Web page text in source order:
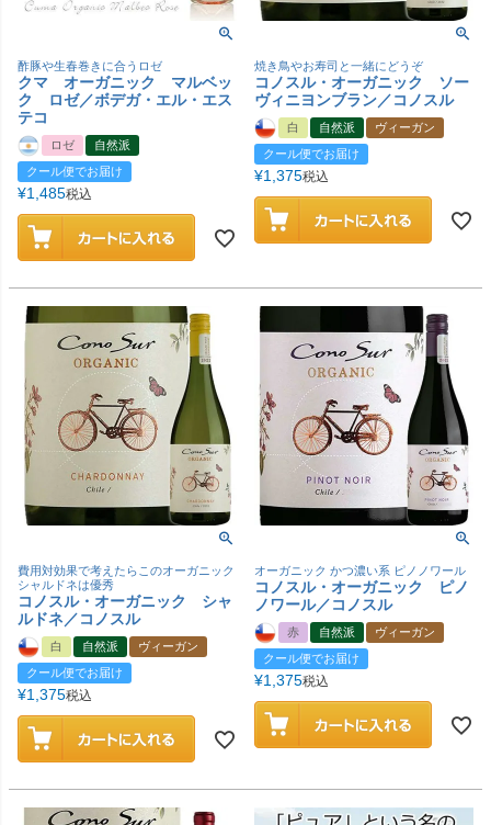
酢豚や生春巻きに合うロゼ
クマ オーガニック マルベッ
ク ロゼ／ボデガ・エル・エス
テコ
ロゼ
自然派
クール便でお届け
¥1,485税込
焼き鳥やお寿司と一緒にどうぞ
コノスル・オーガニック ソー
ヴィニヨンブラン／コノスル
白 自然派
ヴィーガン
クール便でお届け
¥1,375税込
費用対効果で考えたらこのオーガニック
シャルドネは優秀
コノスル・オーガニック シャ
ルドネ／コノスル
白 自然派
ヴィーガン
クール便でお届け
¥1,375税込
オーガニック かつ濃い系 ピノノワール
コノスル・オーガニック ピノ
ノワール／コノスル
赤 自然派
ヴィーガン
クール便でお届け
¥1,375税込